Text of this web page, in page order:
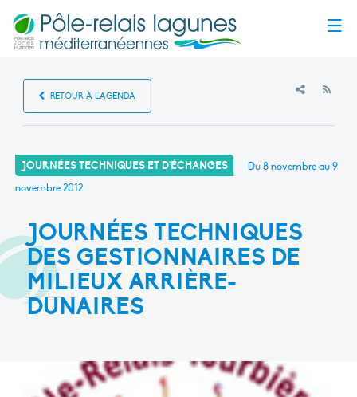
RETOUR À L'AGENDA
JOURNÉES TECHNIQUES ET D'ÉCHANGES
Du 8 novembre au 9
novembre 2012
JOURNÉES TECHNIQUES
DES GESTIONNAIRES DE
MILIEUX ARRIÈRE-
DUNAIRES